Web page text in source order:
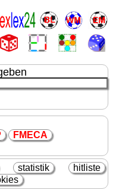
FMECA
statistik
hitliste